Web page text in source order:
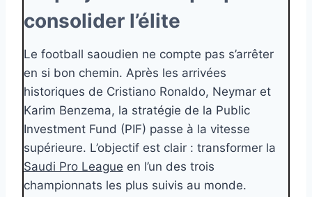
consolider l’élite
Le football saoudien ne compte pas s’arrêter
en si bon chemin. Après les arrivées
historiques de Cristiano Ronaldo, Neymar et
Karim Benzema, la stratégie de la Public
Investment Fund (PIF) passe à la vitesse
supérieure. L’objectif est clair : transformer la
Saudi Pro League en l’un des trois
championnats les plus suivis au monde.